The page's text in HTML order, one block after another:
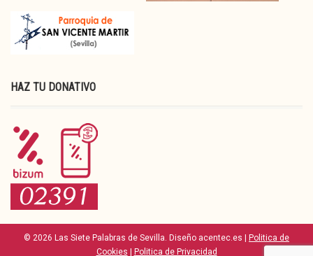
HAZ TU DONATIVO
© 2026 Las Siete Palabras de Sevilla. Diseño acentec.es |
Politica de
Cookies
Politica de Privacidad